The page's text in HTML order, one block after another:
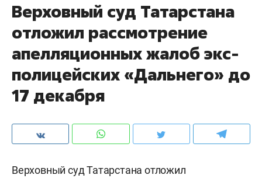
Верховный суд Татарстана
отложил рассмотрение
апелляционных жалоб экс-
полицейских «Дальнего» до
17 декабря
Верховный суд Татарстана отложил